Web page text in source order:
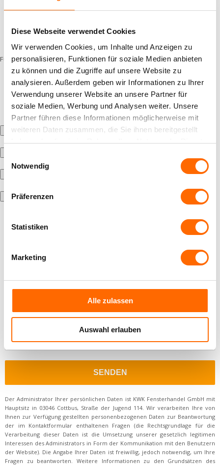
Diese Webseite verwendet Cookies
Wir verwenden Cookies, um Inhalte und Anzeigen zu
personalisieren, Funktionen für soziale Medien anbieten
zu können und die Zugriffe auf unsere Website zu
analysieren. Außerdem geben wir Informationen zu Ihrer
Verwendung unserer Website an unsere Partner für
soziale Medien, Werbung und Analysen weiter. Unsere
Partner führen diese Informationen möglicherweise mit
weiteren Daten zusammen, die Sie ihnen bereitgestellt
haben oder die sie im Rahmen Ihrer Nutzung der Dienste
Einwilligungsauswahl
Notwendig
Präferenzen
Statistiken
Marketing
Alle zulassen
Auswahl erlauben
Montage von Elementen?
Fügen Sie Baupläne, Grundrisse, LV oder Skizze hinzu:
ja
Der Administrator Ihrer persönlichen Daten ist KWK Fensterhandel GmbH mit
Hauptsitz in 03046 Cottbus, Straße der Jugend 114. Wir verarbeiten Ihre von
Ihnen zur Verfügung gestellten personenbezogenen Daten zur Beantwortung
der im Kontaktformular enthaltenen Fragen (die Rechtsgrundlage für die
Verarbeitung dieser Daten ist die Umsetzung unserer gesetzlich legitimen
Interessen des Administrators in Form der Kommunikation mit den Benutzern
der Website). Die Angabe Ihrer Daten ist freiwillig, jedoch notwendig, um Ihre
Fragen zu beantworten. Weitere Informationen zu den Grundsätzen des